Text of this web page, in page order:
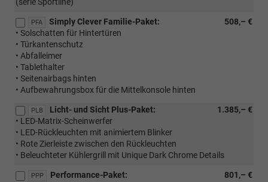
(serie Sportline)
PFA 508,– €
Simply Clever Familie-Paket:
• Solschatten für Hintertüren
• Türkantenschutz
• Abfalleimer
• Tablethalter
• Seitenairbags hinten
• Aufbewahrungsbox für die Mittelkonsole hinten
PLB 1.385,– €
Licht- und Sicht Plus-Paket:
• LED-Matrix-Scheinwerfer
• LED-Rückleuchten mit animiertem Blinker
• Rote Zierleiste zwischen den Rückleuchten
• Beleuchteter Kühlergrill mit Unique Dark Chrome Details
PPP 801,– €
Performance-Paket: